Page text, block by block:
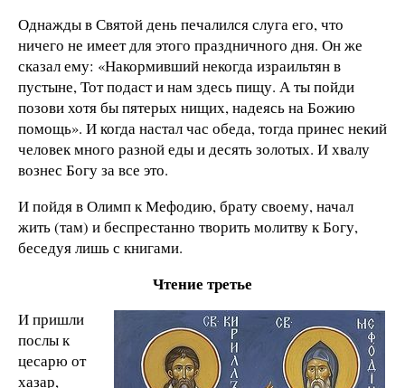
Однажды в Святой день печалился слуга его, что
ничего не имеет для этого праздничного дня. Он же
сказал ему: «Накормивший некогда израильтян в
пустыне, Тот подаст и нам здесь пищу. А ты пойди
позови хотя бы пятерых нищих, надеясь на Божию
помощь». И когда настал час обеда, тогда принес некий
человек много разной еды и десять золотых. И хвалу
вознес Богу за все это.
И пойдя в Олимп к Мефодию, брату своему, начал
жить (там) и беспрестанно творить молитву к Богу,
беседуя лишь с книгами.
Чтение третье
И пришли
послы к
цесарю от
хазар,